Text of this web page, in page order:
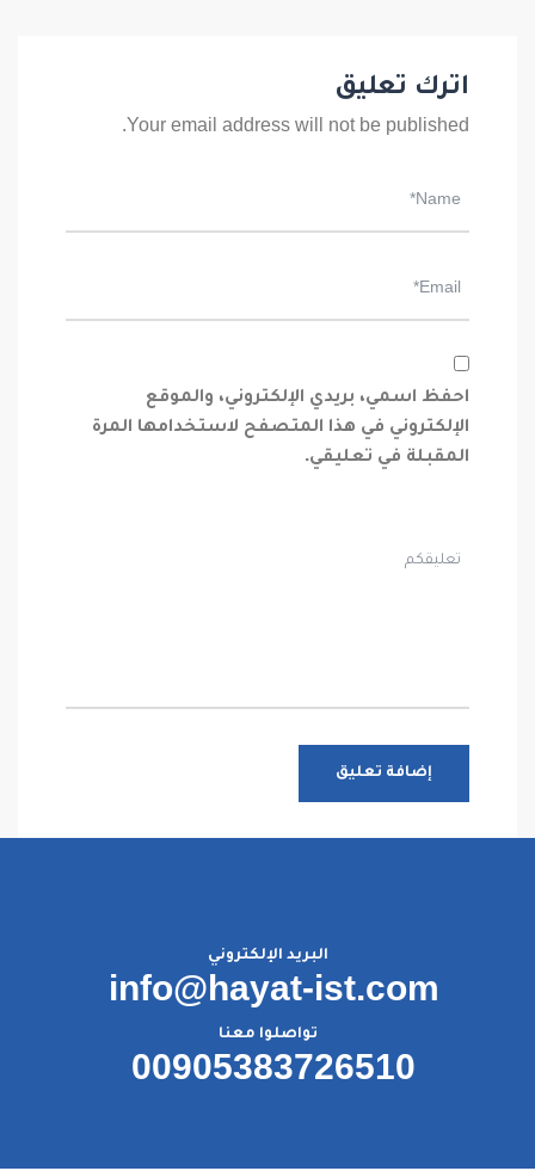
اترك تعليق
Your email address will not be published.
احفظ اسمي، بريدي الإلكتروني، والموقع
الإلكتروني في هذا المتصفح لاستخدامها المرة
المقبلة في تعليقي.
البريد الإلكتروني
info@hayat-ist.com
تواصلوا معنا
00905383726510